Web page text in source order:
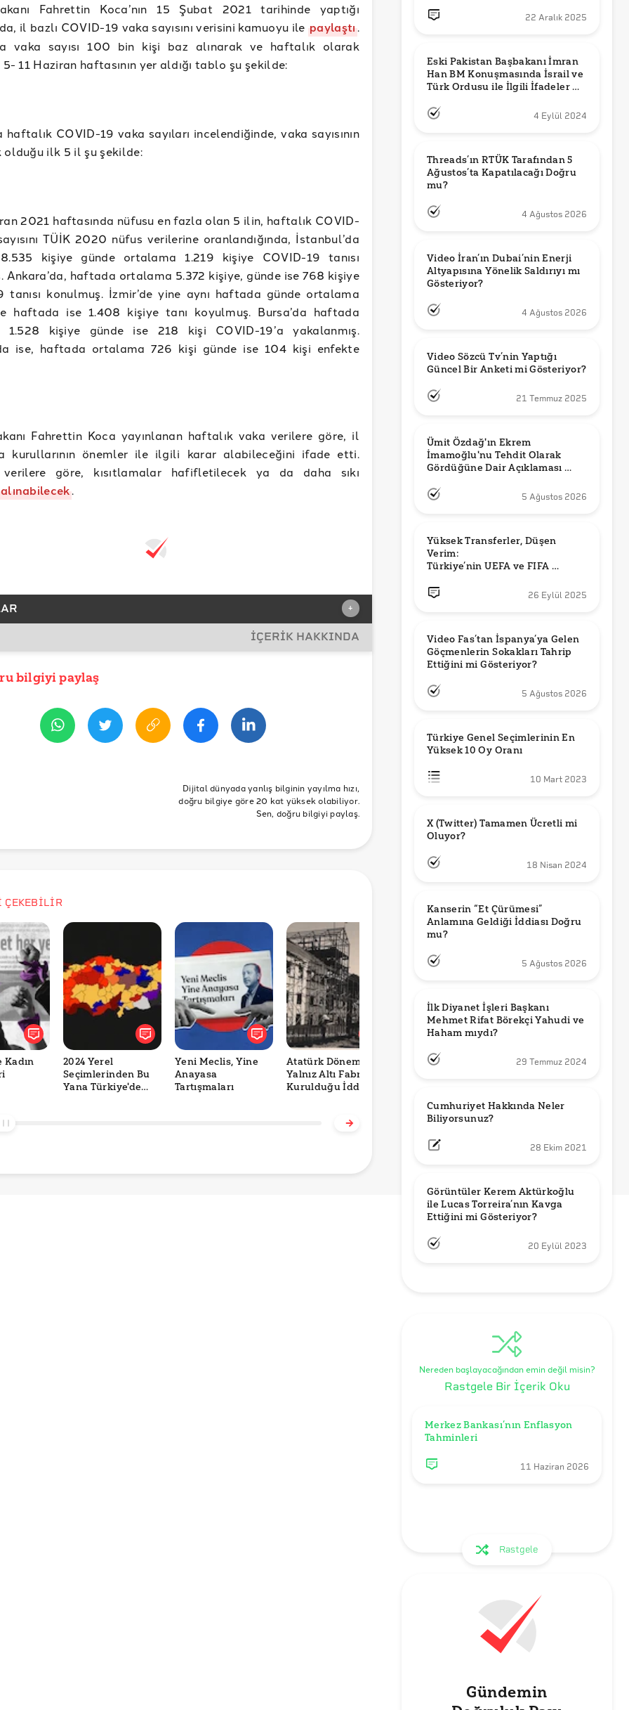
Fahrettin Koca’nın 15 Şubat 2021 tarihinde yaptığı
il bazlı COVID-19 vaka sayısını verisini kamuoyu ilepaylaştı.
vaka sayısı 100 bin kişi baz alınarak ve haftalık olarak
5- 11 Haziran haftasının yer aldığı tablo şu şekilde:
haftalık COVID-19 vaka sayıları incelendiğinde, vaka sayısının
olduğu ilk 5 il şu şekilde:
2021 haftasında nüfusu en fazla olan 5 ilin, haftalık COVID-
TÜİK 2020 nüfus verilerine oranlandığında, İstanbul’da
kişiye günde ortalama 1.219 kişiye COVID-19 tanısı
Ankara’da, haftada ortalama 5.372 kişiye, günde ise 768 kişiye
tanısı konulmuş. İzmir’de yine aynı haftada günde ortalama
haftada ise 1.408 kişiye tanı koyulmuş. Bursa’da haftada
1.528 kişiye günde ise 218 kişi COVID-19’a yakalanmış.
ise, haftada ortalama 726 kişi günde ise 104 kişi enfekte
Fahrettin Koca yayınlanan haftalık vaka verilere göre, il
kurullarının önemler ile ilgili karar alabileceğini ifade etti.
göre, kısıtlamalar hafifletilecek ya da daha sıkı
alınabilecek.
+
İÇERİK HAKKINDA
yerinde karar dönemi
1 mart 2021 kararları
illerin covid 19 haftalık vaka sayısı
19
antalya covid 19
bilgiyi paylaş
Dijital dünyada yanlış bilginin yayılma hızı,
doğru bilgiye göre 20 kat yüksek olabiliyor.
Sen, doğru bilgiyi paylaş.
ÇEKEBİLİR
Kadın
2024 Yerel
Seçimlerinden Bu
Yana Türkiye'de
Yeni Meclis, Yine
Anayasa
Tartışmaları
Atatürk Döneminde
Yalnız Altı Fabrika
Kurulduğu İddiası
Video Trump’ın
Uyuduğu Anları mı
Gösteriyor?
İzlanda Başbakanı
‘Türkiye benim
ikinci evim’ Dediği
22 Aralık 2025
Eski Pakistan Başbakanı İmran
Han BM Konuşmasında İsrail ve
Türk Ordusu ile İlgili İfadeler mi
4 Eylül 2024
Threads’ın RTÜK Tarafından 5
Ağustos’ta Kapatılacağı Doğru
mu?
4 Ağustos 2026
Video İran’ın Dubai’nin Enerji
Altyapısına Yönelik Saldırıyı mı
Gösteriyor?
4 Ağustos 2026
Video Sözcü Tv’nin Yaptığı
Güncel Bir Anketi mi Gösteriyor?
21 Temmuz 2025
Ümit Özdağ'ın Ekrem
İmamoğlu'nu Tehdit Olarak
Gördüğüne Dair Açıklaması
5 Ağustos 2026
Yüksek Transferler, Düşen
Verim:
Türkiye’nin UEFA ve FIFA
26 Eylül 2025
Video Fas’tan İspanya’ya Gelen
Göçmenlerin Sokakları Tahrip
Ettiğini mi Gösteriyor?
5 Ağustos 2026
Türkiye Genel Seçimlerinin En
Yüksek 10 Oy Oranı
10 Mart 2023
X (Twitter) Tamamen Ücretli mi
Oluyor?
18 Nisan 2024
Kanserin “Et Çürümesi”
Anlamına Geldiği İddiası Doğru
mu?
5 Ağustos 2026
İlk Diyanet İşleri Başkanı
Mehmet Rifat Börekçi Yahudi ve
Haham mıydı?
29 Temmuz 2024
Cumhuriyet Hakkında Neler
Biliyorsunuz?
28 Ekim 2021
Görüntüler Kerem Aktürkoğlu
ile Lucas Torreira’nın Kavga
Ettiğini mi Gösteriyor?
20 Eylül 2023
Nereden başlayacağından emin değil misin?
Rastgele Bir İçerik Oku
Merkez Bankası’nın Enflasyon
Tahminleri
11 Haziran 2026
Rastgele
Gündemin